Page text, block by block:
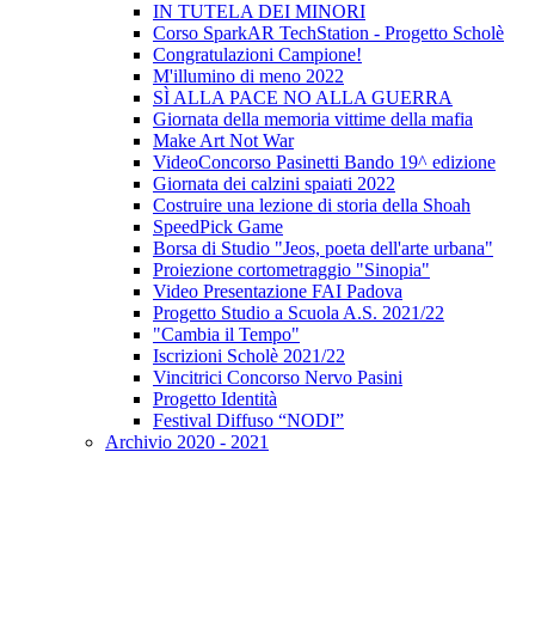
IN TUTELA DEI MINORI
Corso SparkAR TechStation - Progetto Scholè
Congratulazioni Campione!
M'illumino di meno 2022
SÌ ALLA PACE NO ALLA GUERRA
Giornata della memoria vittime della mafia
Make Art Not War
VideoConcorso Pasinetti Bando 19^ edizione
Giornata dei calzini spaiati 2022
Costruire una lezione di storia della Shoah
SpeedPick Game
Borsa di Studio "Jeos, poeta dell'arte urbana"
Proiezione cortometraggio "Sinopia"
Video Presentazione FAI Padova
Progetto Studio a Scuola A.S. 2021/22
"Cambia il Tempo"
Iscrizioni Scholè 2021/22
Vincitrici Concorso Nervo Pasini
Progetto Identità
Festival Diffuso “NODI”
Archivio 2020 - 2021